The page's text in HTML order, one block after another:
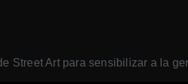
Street Art para sensibilizar a la